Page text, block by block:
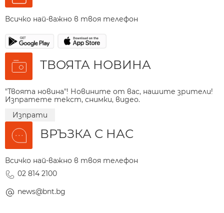
Всичко най-важно в твоя телефон
ТВОЯТА НОВИНА
"Твоята новина"! Новините от вас, нашите зрители!
Изпратете текст, снимки, видео.
Изпрати
ВРЪЗКА С НАС
Всичко най-важно в твоя телефон
02 814 2100
news@bnt.bg